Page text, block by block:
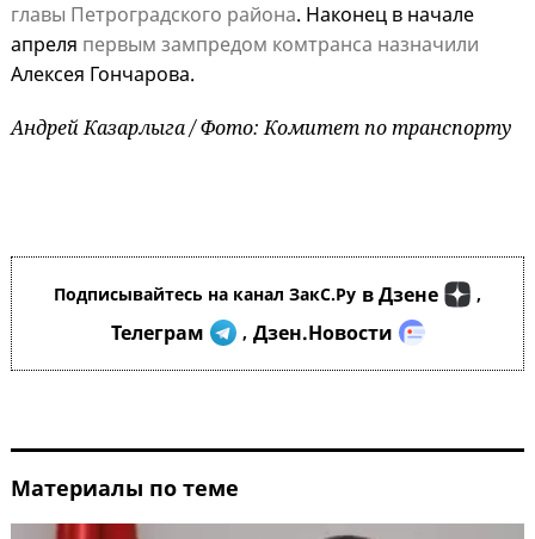
главы Петроградского района. Наконец в начале
апреля первым зампредом комтранса назначили
Алексея Гончарова.
Андрей Казарлыга / Фото: Комитет по транспорту
Подписывайтесь на канал ЗакС.Ру в Дзене ,
Телеграм , Дзен.Новости
Материалы по теме